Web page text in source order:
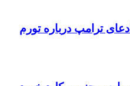
ترامپ درباره تورم